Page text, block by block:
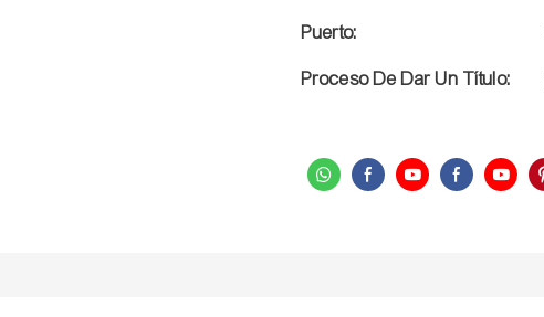
Puerto:
Proceso De Dar Un Título: